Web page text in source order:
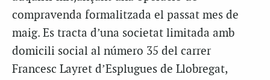
compravenda formalitzada el passat mes de
maig. Es tracta d’una societat limitada amb
domicili social al número 35 del carrer
Francesc Layret d’Esplugues de Llobregat,